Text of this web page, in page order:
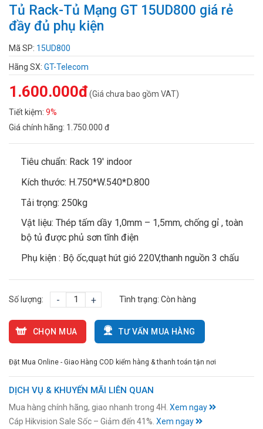
Tủ Rack-Tủ Mạng GT 15UD800 giá rẻ
đầy đủ phụ kiện
Mã SP: 15UD800
Hãng SX: GT-Telecom
1.600.000đ(Giá chưa bao gồm VAT)
Tiết kiệm: 9%
Giá chính hãng: 1.750.000 đ
Tiêu chuẩn: Rack 19′ indoor
Kích thước: H.750*W.540*D.800
Tải trọng: 250kg
Vật liệu: Thép tấm dầy 1,0mm – 1,5mm, chống gỉ , toàn
bộ tủ được phủ sơn tĩnh điện
Phụ kiện : Bộ ốc,quạt hút gió 220V,thanh nguồn 3 chấu
Số lượng: - + Tình trạng:Còn hàng
CHỌN MUA TƯ VẤN MUA HÀNG
Đặt Mua Online - Giao Hàng COD kiểm hàng & thanh toán tận nơi
DỊCH VỤ & KHUYẾN MÃI LIÊN QUAN
Mua hàng chính hãng, giao nhanh trong 4H. Xem ngay
Cáp Hikvision Sale Sốc – Giảm đến 41%. Xem ngay